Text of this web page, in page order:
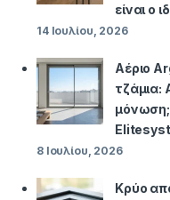
είναι ο
14 Ιουλίου, 2026
Αέριο
τζάμια:
μόνωση; |
8 Ιουλίου, 2026
Κρύο